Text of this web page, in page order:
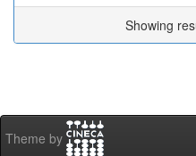
Showing
Theme by